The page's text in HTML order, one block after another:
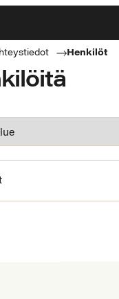
Henkilöt